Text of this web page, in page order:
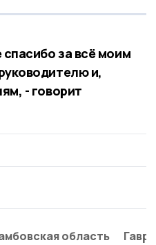
за всё моим
и,
- говорит
область